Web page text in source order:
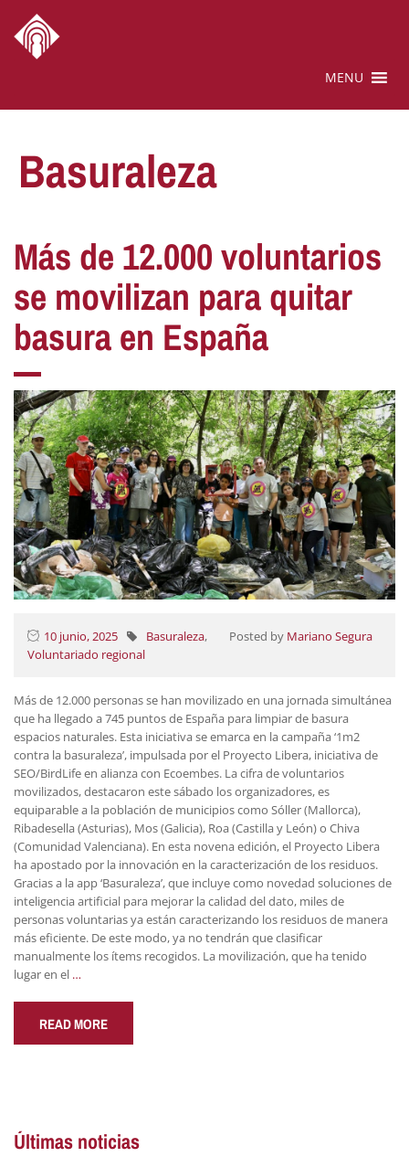
MENU
Basuraleza
Más de 12.000 voluntarios
se movilizan para quitar
basura en España
10 junio, 2025 Posted by Mariano Segura
Basuraleza,
Voluntariado regional
Más de 12.000 personas se han movilizado en una jornada simultánea
que ha llegado a 745 puntos de España para limpiar de basura
espacios naturales. Esta iniciativa se emarca en la campaña ‘1m2
contra la basuraleza’, impulsada por el Proyecto Libera, iniciativa de
SEO/BirdLife en alianza con Ecoembes. La cifra de voluntarios
movilizados, destacaron este sábado los organizadores, es
equiparable a la población de municipios como Sóller (Mallorca),
Ribadesella (Asturias), Mos (Galicia), Roa (Castilla y León) o Chiva
(Comunidad Valenciana). En esta novena edición, el Proyecto Libera
ha apostado por la innovación en la caracterización de los residuos.
Gracias a la app ‘Basuraleza’, que incluye como novedad soluciones de
inteligencia artificial para mejorar la calidad del dato, miles de
personas voluntarias ya están caracterizando los residuos de manera
más eficiente. De este modo, ya no tendrán que clasificar
manualmente los ítems recogidos. La movilización, que ha tenido
lugar en el …
READ MORE
Últimas noticias